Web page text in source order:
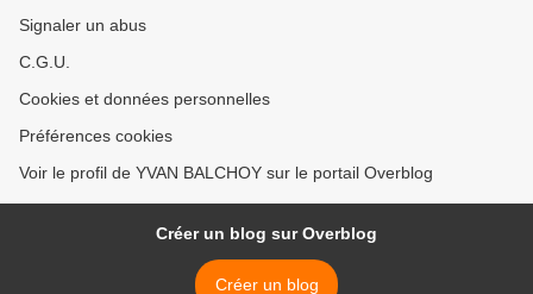
Signaler un abus
C.G.U.
Cookies et données personnelles
Préférences cookies
Voir le profil de YVAN BALCHOY sur le portail Overblog
Créer un blog sur Overblog
Créer un blog